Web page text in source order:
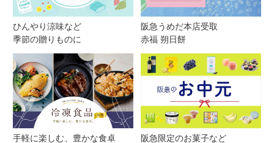
ひんやり涼味など
季節の贈りものに
阪急うめだ本店受取
赤福 朔日餅
手軽に楽しむ、豊かな食卓
阪急限定のお菓子など